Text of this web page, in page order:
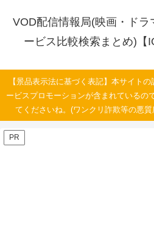
VOD配信情報局(映画・ド
ービス比較検索まとめ)【
【景品表示法に基づく表記】本サイト
ービスプロモーションが含まれているの
てくださいね。(ワンクリ詐欺等の悪
PR